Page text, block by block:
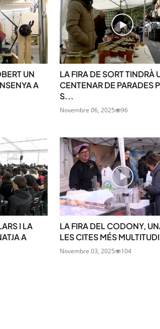
UN
A
LA FIRA DE SORT TINDRÀ
CENTENAR DE PARADES
S...
Novembre 06, 2025 96
I LA
A
LA FIRA DEL CODONY,
LES CITES MÉS
Novembre 03, 2025 104